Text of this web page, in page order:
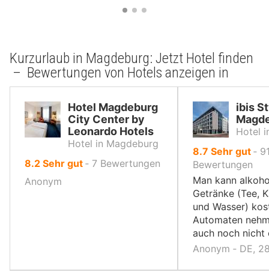
Kurzurlaub in Magdeburg: Jetzt Hotel finden
– Bewertungen von Hotels anzeigen in
Hotel Magdeburg
City Center by
Leonardo Hotels
Hotel in Magdeburg
8.2von
Sehr gut ‐ 7 Bewertungen
Anonym
ibis
Hotel
8.7 von
10,
Sehr gut ‐
Bewertungen
Man kann
Getränke (Tee,
und Wasser)
Automaten
auch noch nicht
Anonym ‐ DE,